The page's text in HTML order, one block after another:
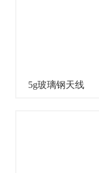
5g玻璃钢天线